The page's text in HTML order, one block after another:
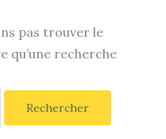
pas trouver le
qu’une recherche